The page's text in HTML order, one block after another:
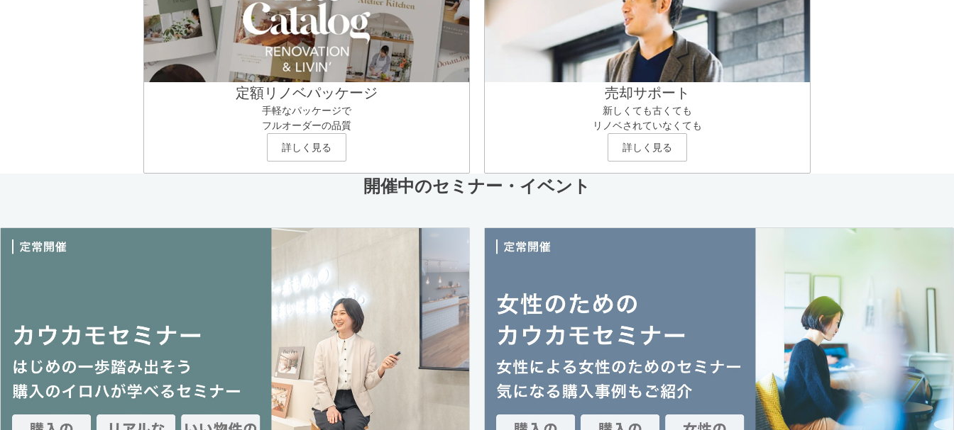
定額リノベパッケージ
手軽なパッケージで
フルオーダーの品質
詳しく見る
売却サポート
新しくても古くても
リノベされていなくても
詳しく見る
開催中のセミナー・イベント